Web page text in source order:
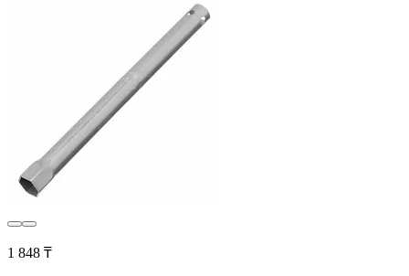
1 848 ₸